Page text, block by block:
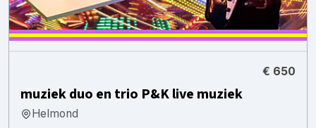
€ 650
muziek duo en trio P&K live muziek
Helmond